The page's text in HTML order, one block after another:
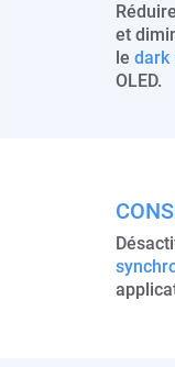
et
le dark
OLED.